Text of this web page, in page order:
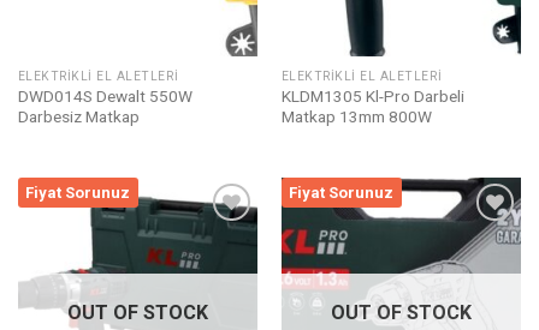
ELEKTRIKLI EL ALETLERI
DWD014S Dewalt 550W
Darbesiz Matkap
ELEKTRIKLI EL ALETLERI
KLDM1305 Kl-Pro Darbeli
Matkap 13mm 800W
Fiyat Sorunuz
Listeme
Ekle
OUT OF STOCK
Fiyat Sorunuz
Listeme
Ekle
OUT OF STOCK